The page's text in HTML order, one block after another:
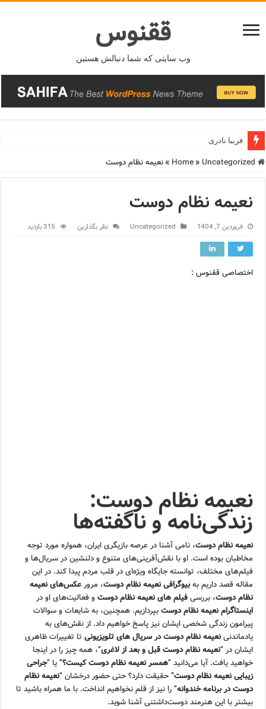
ققنوس
وب سایتی که شما دنبالش هستین
فریبا نادری
» Uncategorized
»نعیمه نظام دوست
نعیمه نظام دوست
فروردین 7, 1404 Uncategorized نظر بگذارین 315 بازدید
اختصاصی ققنوس :
نعیمه نظام دوست:
زندگی‌نامه و ناگفته‌ها
نعیمه نظام دوست، نامی آشنا در عرصه بازیگری ایران، همواره مورد توجه
مخاطبان بوده است. او با نقش‌آفرینی‌های متنوع و دلنشین در سریال‌ها و
فیلم‌های مختلف، توانسته جایگاه ویژه‌ای در قلب مردم پیدا کند. در این
مقاله قصد داریم بهبیوگرافی نعیمه نظام دوست، مرورعکس‌های نعیمه
نظام دوست، بررسیفیلم های نعیمه نظام دوستو فعالیت‌های او در
اینستاگرام نعیمه نظام دوستبپردازیم. همچنین، به شایعات و سوالات
پیرامون زندگی شخصی ایشان نیز پاسخ خواهیم داد. از نقش‌های به
یادماندنینعیمه نظام دوست در سریال های تلویزیونی تا تغییرات ظاهری
ایشان در “نعیمه نظام دوست قبل و بعد از لاغری“، همه چیز را در اینجا
خواهید یافت. آیا می‌دانید “همسر نعیمه نظام دوست کیست؟” یا “جراحی
زیبایی نعیمه نظام دوست” حقیقت دارد؟ حتی حضور درخشان “نعیمه نظام
دوست در برنامه خندوانه” را نیز از قلم نخواهیم انداخت. با ما همراه باشید تا
بیشتر با این هنرمند دوست‌داشتنی آشنا شوید.